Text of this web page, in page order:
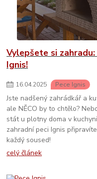
Vylepšete si
Ignis!
16.04.2025 Pece Ignis
Jste nadšený zahrádkář a
ale NĚCO by to chtělo?
stát u plotny doma v
zahradní peci Ignis
každý soused!
celý článek